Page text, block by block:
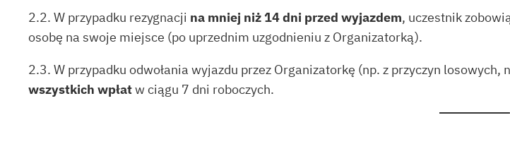
2.2. W przypadku rezygnacji na mniej niż 14 dni przed wyjazdem, uczestnik
osobę na swoje miejsce (po uprzednim uzgodnieniu z Organizatorką).
2.3. W przypadku odwołania wyjazdu przez Organizatorkę (np. z przyczyn
wszystkich wpłatw ciągu 7 dni roboczych.